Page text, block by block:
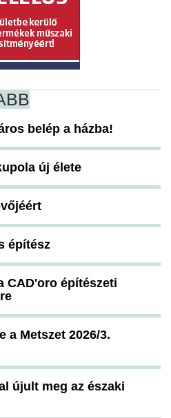
belép a házba!
új élete
építész
CAD'oro építészeti
a Metszet 2026/3.
újult meg az északi